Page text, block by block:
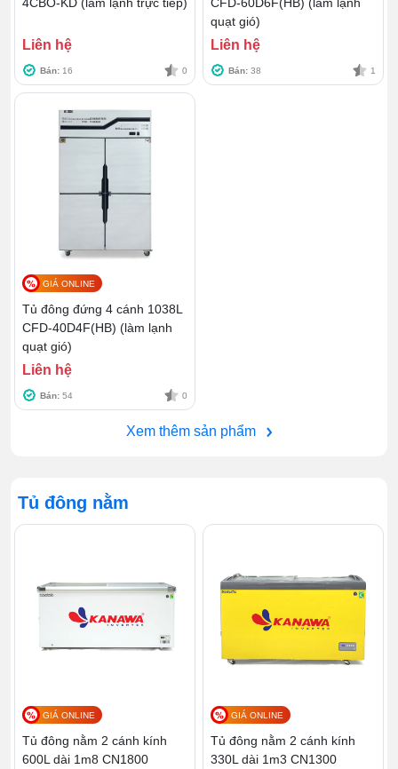
Liên hệ
Bán: 16 0
quạt gió)
Liên hệ
Bán: 38 1
GIÁ ONLINE
Tủ đông đứng 4 cánh 1038L
CFD-40D4F(HB) (làm lạnh
quạt gió)
Liên hệ
Bán: 54 0
Xem thêm sản phẩm
Tủ đông nằm
GIÁ ONLINE
Tủ đông nằm 2 cánh kính
600L dài 1m8 CN1800
GIÁ ONLINE
Tủ đông nằm 2 cánh kính
330L dài 1m3 CN1300